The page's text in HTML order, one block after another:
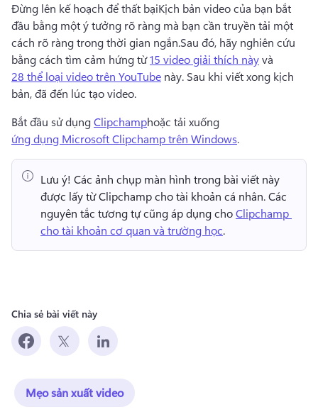
Đừng lên kế hoạch để thất bạiKịch bản video của bạn bắt
đầu bằng một ý tưởng rõ ràng mà bạn cần truyền tải một
cách rõ ràng trong thời gian ngắn.Sau đó, hãy nghiên cứu
bằng cách tìm cảm hứng từ 15 video giải thích này và
28 thể loại video trên YouTube này. Sau khi viết xong kịch
bản, đã đến lúc tạo video.
Bắt đầu sử dụng Clipchamphoặc tải xuống
ứng dụng Microsoft Clipchamp trên Windows.
Lưu ý! Các ảnh chụp màn hình trong bài viết này
được lấy từ Clipchamp cho tài khoản cá nhân. Các
nguyên tắc tương tự cũng áp dụng cho Clipchamp
cho tài khoản cơ quan và trường học.
Chia sẻ bài viết này
Mẹo sản xuất video